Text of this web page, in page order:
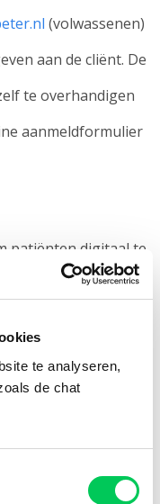
te analyseren,
de chat
(volwassenen)
aan de cliënt. De
te overhandigen
aanmeldformulier
patiënten digitaal te
verwijsapplicatie
Beter
naar ons sturen.
onze
Wanneer u
ZorgDomein, hoeft